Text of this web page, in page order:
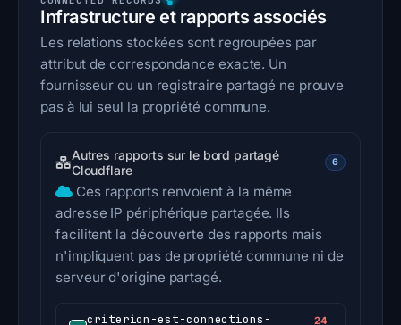
Infrastructure et rapports associés
Les relations stockées sont regroupées par
attribut de correspondance exacte. Un
fournisseur ou un registraire partagé ne prouve
pas à lui seul la propriété commune.
Autres rapports sur le bord partagé
Cloudflare
6
Ces rapports renvoient à la même
adresse IP périphérique partagée. Ils
facilitent la découverte des rapports mais
n'impliquent pas de propriété commune ni de
serveur d'origine partagé.
criterion-est-connections- 24